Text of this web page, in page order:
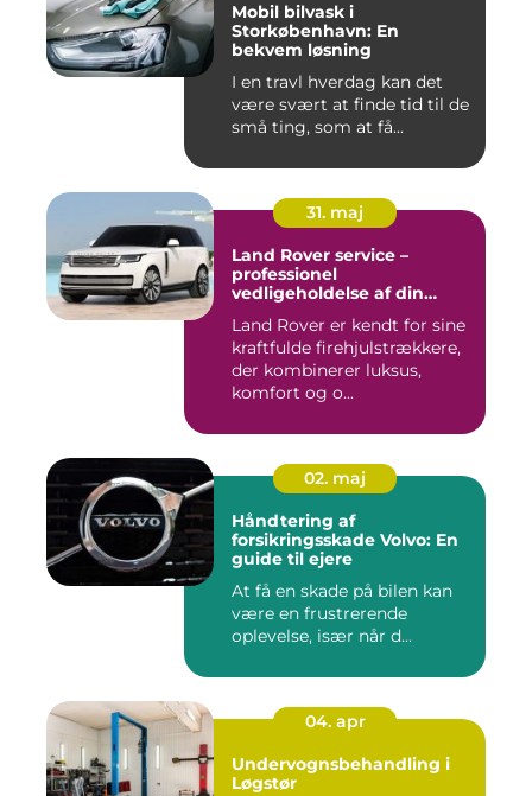
Mobil bilvask i
Storkøbenhavn: En
bekvem løsning
I en travl hverdag kan det
være svært at finde tid til de
små ting, som at få...
31. maj
Land Rover service –
professionel
vedligeholdelse af din
Land Rover er kendt for sine
kraftfulde firehjulstrækkere,
der kombinerer luksus,
komfort og o...
02. maj
Håndtering af
forsikringsskade Volvo: En
guide til ejere
At få en skade på bilen kan
være en frustrerende
oplevelse, især når d...
04. apr
Undervognsbehandling i
Løgstør